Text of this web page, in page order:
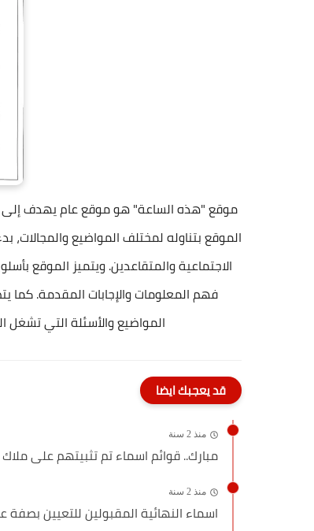
موقع "هذه الساعة" هو موقع عام يهدف إلى
الموقع بتناوله لمختلف المواضيع والمجالات،
الاجتماعية والمتقاعدين. ويتميز
فهم المعلومات والإجابات المقدمة.
المواضيع والأسئلة التي تشغل
قد يعجبك ايضا
منذ 2 سنة
مبارك.. قوائم اسماء تم تثبيتهم على ملاك
منذ 2 سنة
اسماء النهائية المقبولين للتعيين بصفة عقد